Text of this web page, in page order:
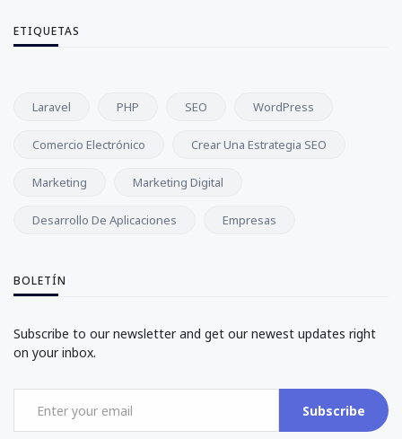
ETIQUETAS
Laravel PHP SEO WordPress
Comercio Electrónico Crear Una Estrategia SEO
Marketing Marketing Digital
Desarrollo De Aplicaciones Empresas
BOLETÍN
Subscribe to our newsletter and get our newest updates right
on your inbox.
Subscribe